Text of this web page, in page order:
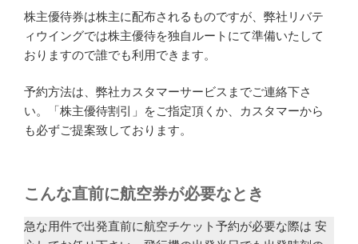
株主優待券は株主に配布されるものですが、弊社リバテ
ィウイングでは株主優待を独自ルートにて準備いたして
おりますので誰でも利用できます。
予約方法は、弊社カスタマーサービスまでご連絡下さ
い。「株主優待割引」をご指定頂くか、カスタマーから
も必ずご提案致しております。
こんな直前に航空券が必要なとき
急な用件で出発直前に航空チケット予約が必要な際は 安